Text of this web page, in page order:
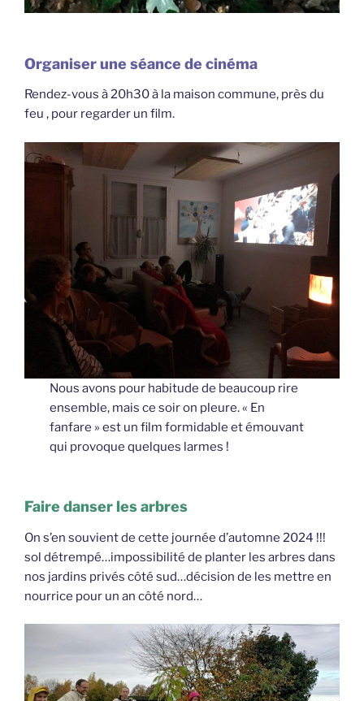
Organiser une séance de cinéma
Rendez-vous à 20h30 à la maison commune, près du
feu , pour regarder un film.
Nous avons pour habitude de beaucoup rire
ensemble, mais ce soir on pleure. « En
fanfare » est un film formidable et émouvant
qui provoque quelques larmes !
Faire danser les arbres
On s’en souvient de cette journée d’automne 2024 !!!
sol détrempé…impossibilité de planter les arbres dans
nos jardins privés côté sud…décision de les mettre en
nourrice pour un an côté nord…